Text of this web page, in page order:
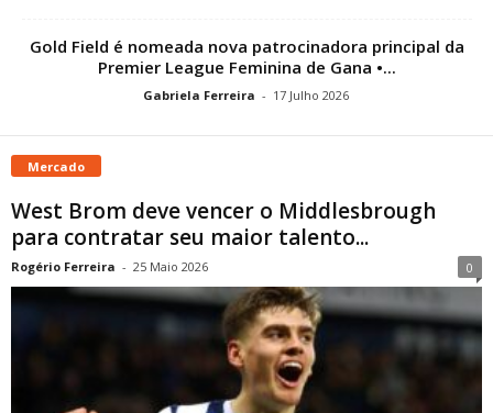
Gold Field é nomeada nova patrocinadora principal da
Premier League Feminina de Gana •...
Gabriela Ferreira - 17 Julho 2026
Mercado
West Brom deve vencer o Middlesbrough
para contratar seu maior talento...
Rogério Ferreira - 25 Maio 2026 0